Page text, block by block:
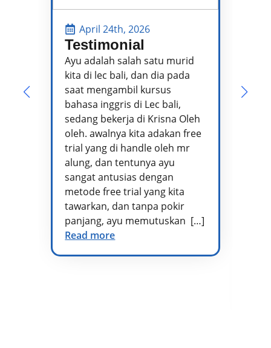
April 24th, 2026
Testimonial
Ayu adalah salah satu murid
kita di lec bali, dan dia pada
saat mengambil kursus
bahasa inggris di Lec bali,
sedang bekerja di Krisna Oleh
oleh. awalnya kita adakan free
trial yang di handle oleh mr
alung, dan tentunya ayu
sangat antusias dengan
metode free trial yang kita
tawarkan, dan tanpa pokir
panjang, ayu memutuskan […]
Read more